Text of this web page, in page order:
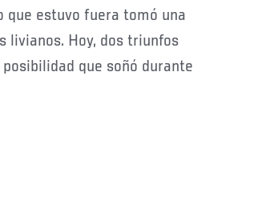
que estuvo fuera tomó una
livianos. Hoy, dos triunfos
que soñó durante